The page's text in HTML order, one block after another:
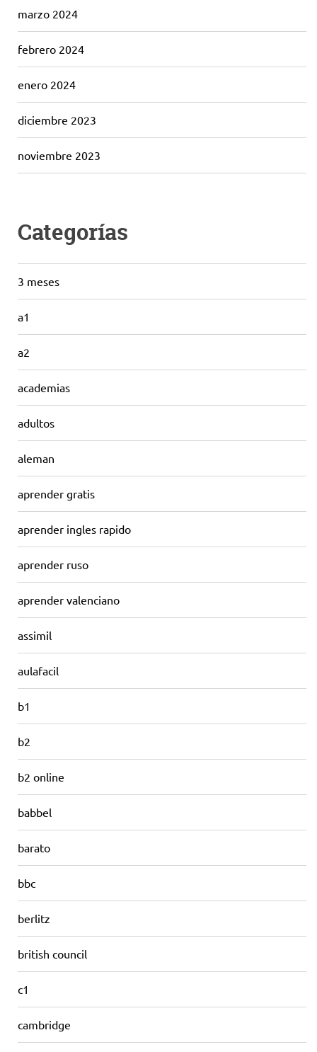
marzo 2024
febrero 2024
enero 2024
diciembre 2023
noviembre 2023
Categorías
3 meses
a1
a2
academias
adultos
aleman
aprender gratis
aprender ingles rapido
aprender ruso
aprender valenciano
assimil
aulafacil
b1
b2
b2 online
babbel
barato
bbc
berlitz
british council
c1
cambridge